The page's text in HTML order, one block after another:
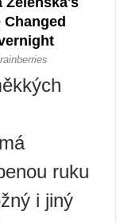
ruku
i jiný